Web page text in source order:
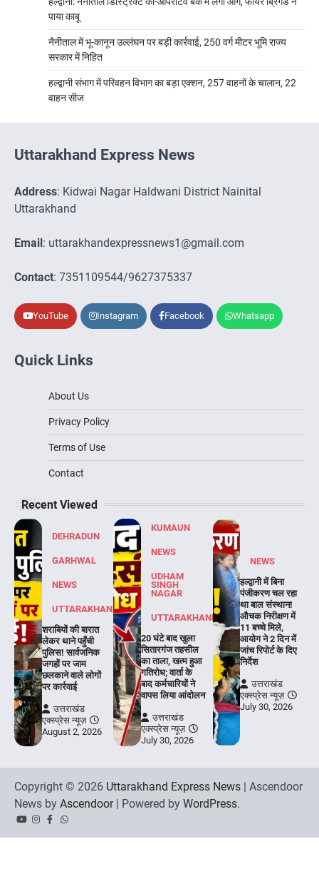
पाया काबू
नैनीताल में भू-कानून उल्लंघन पर बड़ी कार्रवाई, 250 वर्ग मीटर भूमि राज्य
सरकार में निहित
हल्द्वानी संभाग में परिवहन विभाग का बड़ा एक्शन, 257 वाहनों के चालान, 22
वाहन सीज
Uttarakhand Express News
Address: Kidwai Nagar Haldwani District Nainital
Uttarakhand
Email: uttarakhandexpressnews1@gmail.com
Contact: 7351109544/9627375337
YouTube Instagram Facebook Whatsapp
Quick Links
About Us
Privacy Policy
Terms of Use
Contact
Recent Viewed
DEHRADUN
GARHWAL
NEWS
UTTARAKHAND
शराबियों की बारात
लेकर थाने पहुँची
पुलिस! सार्वजनिक
जगहों पर जाम
छलकाने वाले लोगों
पर कार्रवाई
उत्तराखंड
एक्स्प्रेस न्यूज़
August 2, 2026
KUMAUN
NEWS
UDHAM
SINGH
NAGAR
UTTARAKHAND
20 घंटे बाद खुला
सितारगंज तहसील
का ताला, खत्म हुआ
गतिरोध; वार्ता के
बाद कर्मचारियों ने
वापस लिया आंदोलन
उत्तराखंड
एक्स्प्रेस न्यूज़
July 30, 2026
NEWS
हल्द्वानी में बिना
पंजीकरण चल रहा
था बाल संस्थान!
औचक निरीक्षण में
11 बच्चे मिले,
आयोग ने 2 दिन में
जांच रिपोर्ट के दिए
निर्देश
उत्तराखंड
एक्स्प्रेस न्यूज़
July 30, 2026
Copyright © 2026 Uttarakhand Express News | Ascendoor
News by Ascendoor| Powered by WordPress.
YouTubeInstagram
Facebook
Whatsapp